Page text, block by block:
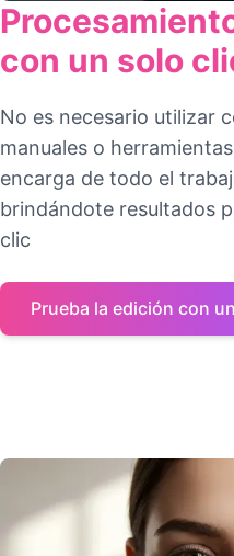
con un solo
No es necesario utilizar
manuales o
encarga de todo el
brindándote resultados
clic
Prueba la edición con